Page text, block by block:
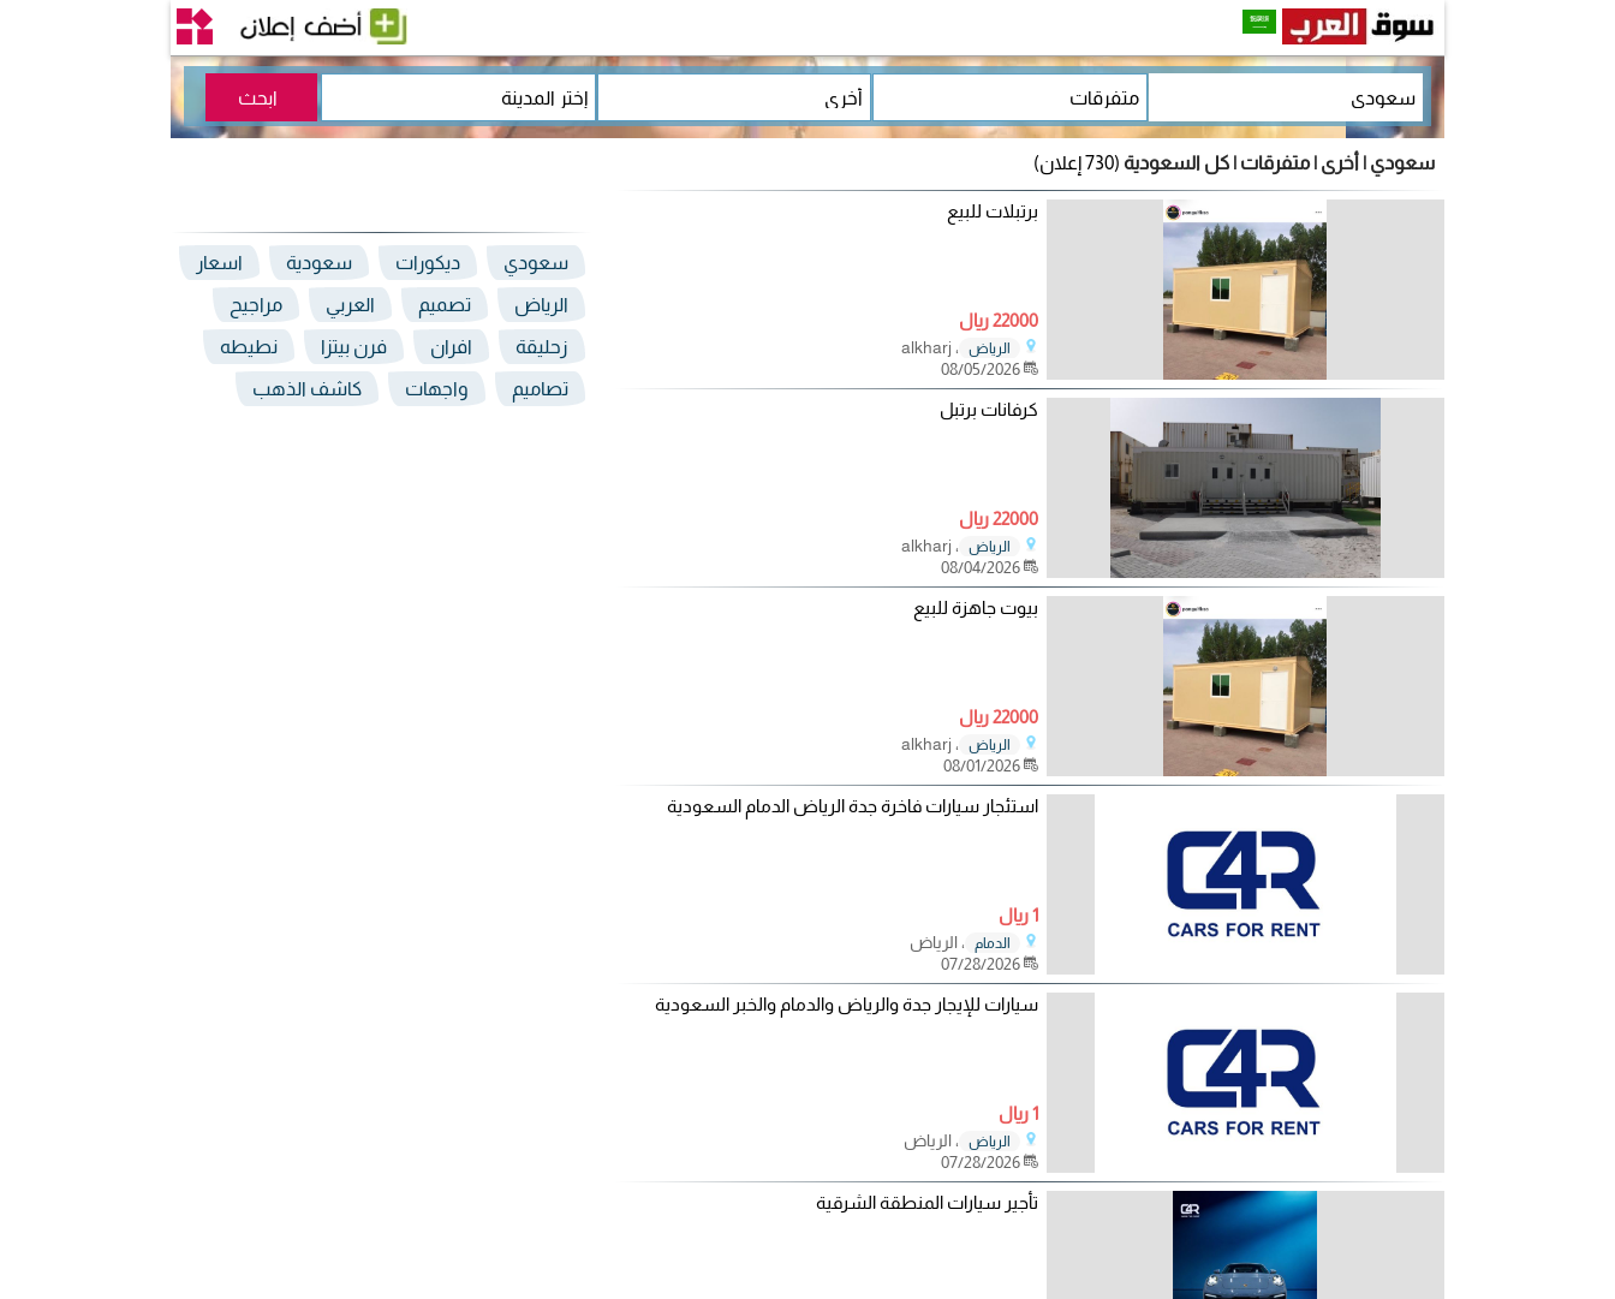
سعودي | أخرى | متفرقات | كل السعودية (730 إعلان)
برتبلات للبيع
22000 ريال
الرياض
، alkharj
08/05/2026
كرفانات برتبل
22000 ريال
الرياض
، alkharj
08/04/2026
بيوت جاهزة للبيع
22000 ريال
الرياض
، alkharj
08/01/2026
استئجار سيارات فاخرة جدة الرياض الدمام السعودية
1 ريال
الدمام
، الرياض
07/28/2026
سيارات للإيجار جدة والرياض والدمام والخبر السعودية
1 ريال
الرياض
، الرياض
07/28/2026
تأجير سيارات المنطقة الشرقية
سعودي ديكورات سعودية اسعار
الرياض تصميم العربي مراجيح
زحليقة افران فرن بيتزا نطيطه
تصاميم واجهات كاشف الذهب